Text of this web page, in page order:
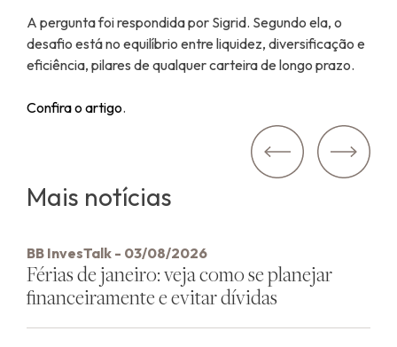
A pergunta foi respondida por Sigrid. Segundo ela, o
desafio está no equilíbrio entre liquidez, diversificação e
eficiência, pilares de qualquer carteira de longo prazo.
Confira o artigo.
de
Anterior:
Mais notícias
BB InvesTalk - 03/08/2026
Férias de janeiro: veja como se planejar
financeiramente e evitar dívidas